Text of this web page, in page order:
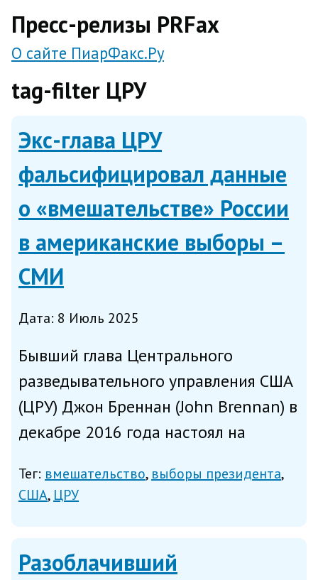
Пресс-релизы PRFax
О сайте ПиарФакс.Ру
tag-filter ЦРУ
Экс-глава ЦРУ
фальсифицировал данные
о «вмешательстве» России
в американские выборы –
СМИ
Дата: 8 Июль 2025
Бывший глава Центрального
разведывательного управления США
(ЦРУ) Джон Бреннан (John Brennan) в
декабре 2016 года настоял на
в доклад о вмешательстве Кремля в
выборы американского президента
Тег: вмешательство выборы президента
США ЦРУ
Разоблачивший